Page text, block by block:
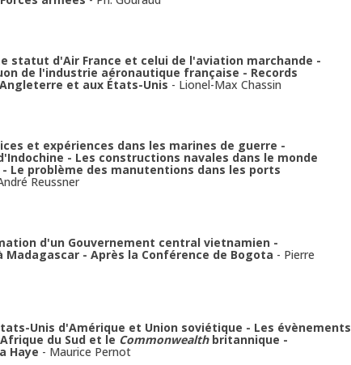
statut d'Air France et celui de l'aviation marchande -
de l'industrie aéronautique française - Records
et aux États-Unis - Lionel-Max Chassin
et expériences dans les marines de guerre -
- Les constructions navales dans le monde
- Le problème des manutentions dans les ports
Reussner
d'un Gouvernement central vietnamien -
Madagascar - Après la Conférence de Bogota - Pierre
Unis d'Amérique et Union soviétique - Les évènements
du Sud et le Commonwealth britannique -
Haye - Maurice Pernot